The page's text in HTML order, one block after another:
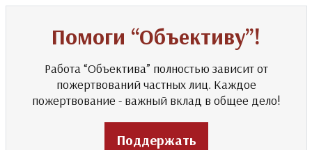
Помоги “Объективу”!
Работа “Объектива” полностью зависит от
пожертвований частных лиц. Каждое
пожертвование - важный вклад в общее дело!
Поддержать